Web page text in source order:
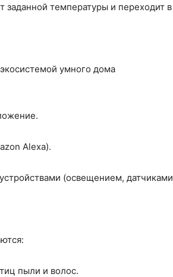
заданной температуры и переходит в
умного дома
Alexa).
(освещением, датчиками
пыли и волос.